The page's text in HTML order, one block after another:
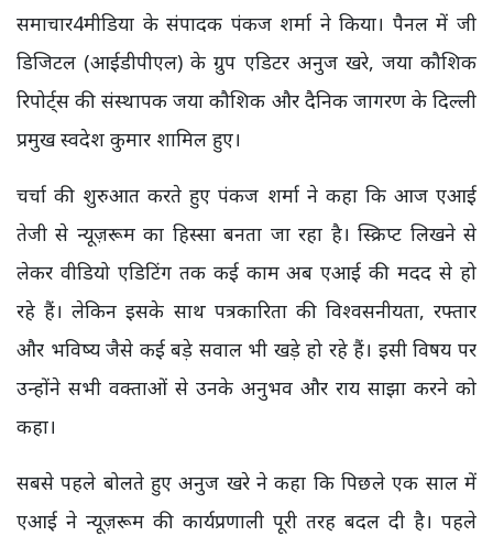
समाचार4मीडिया के संपादक पंकज शर्मा ने किया। पैनल में जी
डिजिटल (आईडीपीएल) के ग्रुप एडिटर अनुज खरे, जया कौशिक
रिपोर्ट्स की संस्थापक जया कौशिक और दैनिक जागरण के दिल्ली
प्रमुख स्वदेश कुमार शामिल हुए।
चर्चा की शुरुआत करते हुए पंकज शर्मा ने कहा कि आज एआई
तेजी से न्यूज़रूम का हिस्सा बनता जा रहा है। स्क्रिप्ट लिखने से
लेकर वीडियो एडिटिंग तक कई काम अब एआई की मदद से हो
रहे हैं। लेकिन इसके साथ पत्रकारिता की विश्वसनीयता, रफ्तार
और भविष्य जैसे कई बड़े सवाल भी खड़े हो रहे हैं। इसी विषय पर
उन्होंने सभी वक्ताओं से उनके अनुभव और राय साझा करने को
कहा।
सबसे पहले बोलते हुए अनुज खरे ने कहा कि पिछले एक साल में
एआई ने न्यूज़रूम की कार्यप्रणाली पूरी तरह बदल दी है। पहले